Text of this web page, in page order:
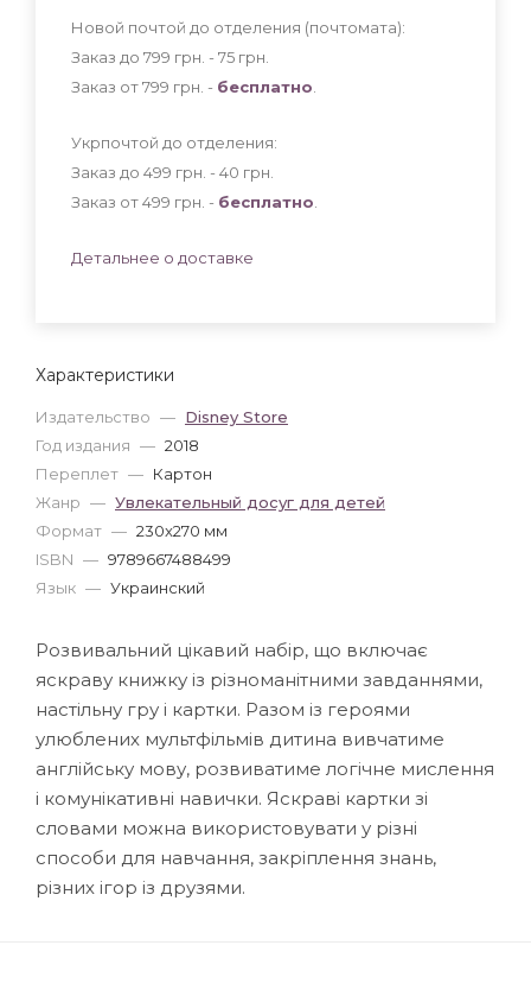
Характеристики
Издательство — Disney Store
Год издания — 2018
Переплет — Картон
Жанр — Увлекательный досуг для детей
Формат — 230x270 мм
ISBN — 9789667488499
Язык — Украинский
Новой почтой до отделения (почтомата):
Заказ до 799 грн. - 75 грн
Заказ от 799 грн. - бесплатно
Укрпочтой до отделения:
Заказ до 499 грн. - 40 грн
Заказ от 499 грн. - бесплатно
Детальнее о доставке
Розвивальний цікавий набір, що включає
яскраву книжку із різноманітними завданнями,
настільну гру і картки. Разом із героями
улюблених мультфільмів дитина вивчатиме
англійську мову, розвиватиме логічне мислення
і комунікативні навички. Яскраві картки зі
словами можна використовувати у різні
способи для навчання, закріплення знань,
різних ігор із друзями.